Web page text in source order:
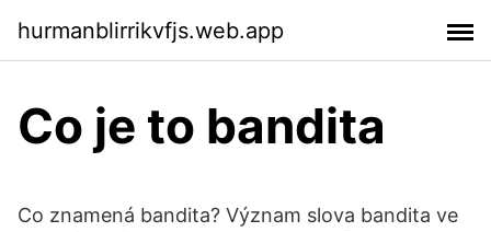
hurmanblirrikvfjs.web.app
Co je to bandita
Co znamená bandita? Význam slova bandita ve